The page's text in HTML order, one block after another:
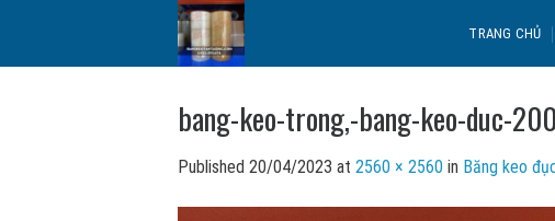
content
TRANG CHỦ
bang-keo-trong,-bang-keo-duc-
Published 20/04/2023 at 2560 × 2560 in Băng keo